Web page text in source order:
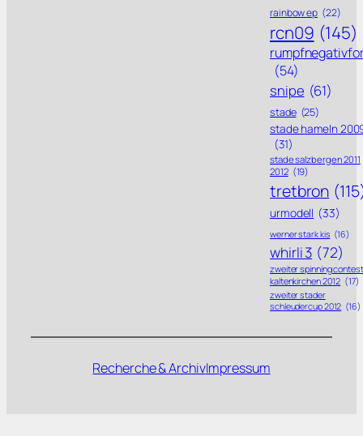
rainbow ep (22)
rcn09 (145)
(54)
snipe (61)
stade (25)
stade hameln
(31)
stade salzbergen 2011
2012 (19)
tretbron
urmodell (33)
werner stark kis (16)
whirli 3 (72)
zweiter spinning contest
kaltenkirchen 2012 (17)
zweiter stader
schleudercup 2012 (16)
Recherche & ArchivImpressum